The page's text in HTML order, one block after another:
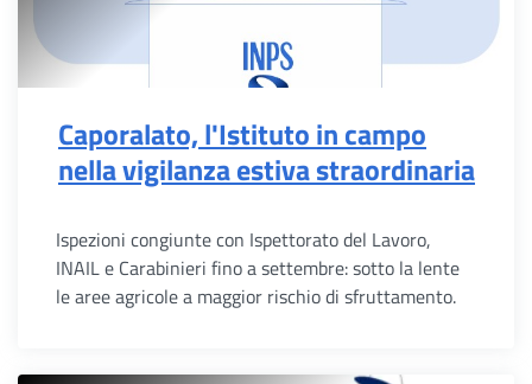
Caporalato, l'Istituto in campo
nella vigilanza estiva straordinaria
Ispezioni congiunte con Ispettorato del Lavoro,
INAIL e Carabinieri fino a settembre: sotto la lente
le aree agricole a maggior rischio di sfruttamento.